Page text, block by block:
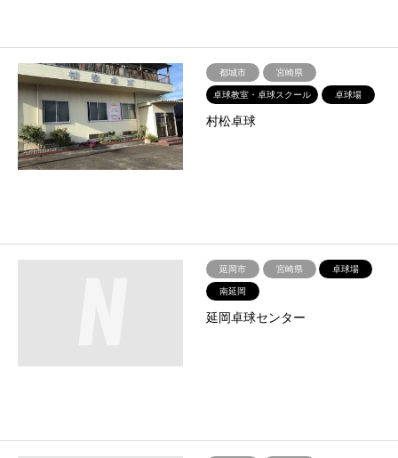
都城市
宮崎県
卓球教室・卓球スクール
卓球場
村松卓球
延岡市 宮崎県
卓球場
南延岡
延岡卓球センター